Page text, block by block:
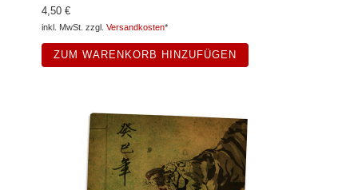
4,50 €
inkl. MwSt. zzgl. Versandkosten*
ZUM WARENKORB HINZUFÜGEN